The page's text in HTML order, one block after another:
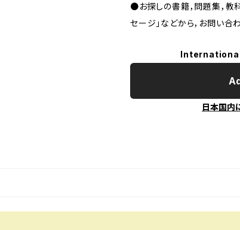
●お探しの書籍，問題集，教
セージ」などから，お問い合
日本国内